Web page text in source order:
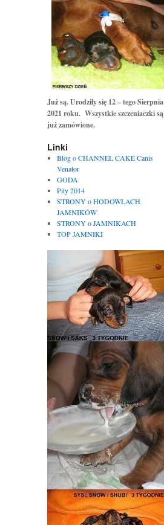
Już są. Urodziły się 12 – tego Sierpnia
2021 roku. Wszystkie szczeniaczki są
już zamówione.
Linki
Blog o CHANNEL CAKE Canis
Venator
GODA
Pity 2014
STRONY o HODOWLACH
JAMNIKÓW
STRONY o JAMNIKACH
TOP JAMNIKI